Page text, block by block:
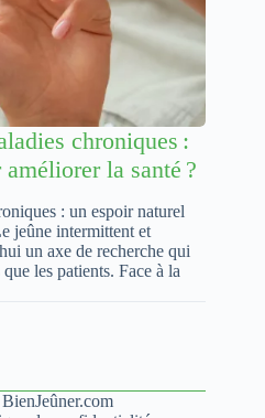
chroniques :
la santé ?
: un espoir naturel
jeûne intermittent et
un axe de recherche qui
les patients. Face à la